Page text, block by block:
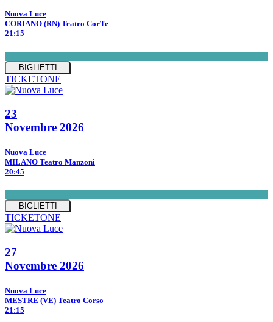
Nuova Luce
CORIANO (RN) Teatro CorTe
21:15
BIGLIETTI
TICKETONE
23
Novembre 2026
Nuova Luce
MILANO Teatro Manzoni
20:45
BIGLIETTI
TICKETONE
27
Novembre 2026
Nuova Luce
MESTRE (VE) Teatro Corso
21:15